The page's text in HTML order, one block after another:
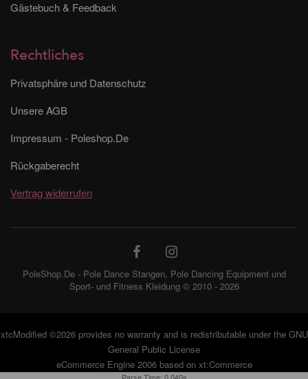
Gästebuch & Feedback
Rechtliches
Privatsphäre und Datenschutz
Unsere AGB
Impressum - Poleshop.De
Rückgaberecht
Vertrag widerrufen
PoleShop.De - Pole Dance Stangen, Pole Dancing Equipment und
Sport- und Fitness Kleidung © 2010 - 2026
xtcModified©2026 provides no warranty and is redistributable under the GNU
General Public License
eCommerce Engine 2006 based on xt:Commerce